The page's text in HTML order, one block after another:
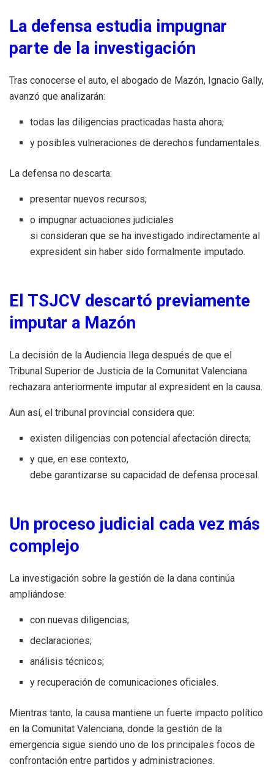
La defensa estudia impugnar
parte de la investigación
Tras conocerse el auto, el abogado de Mazón, Ignacio Gally,
avanzó que analizarán:
todas las diligencias practicadas hasta ahora;
y posibles vulneraciones de derechos fundamentales.
La defensa no descarta:
presentar nuevos recursos;
o impugnar actuaciones judiciales
si consideran que se ha investigado indirectamente al
expresident sin haber sido formalmente imputado.
El TSJCV descartó previamente
imputar a Mazón
La decisión de la Audiencia llega después de que el
Tribunal Superior de Justicia de la Comunitat Valenciana
rechazara anteriormente imputar al expresident en la causa.
Aun así, el tribunal provincial considera que:
existen diligencias con potencial afectación directa;
y que, en ese contexto,
debe garantizarse su capacidad de defensa procesal.
Un proceso judicial cada vez más
complejo
La investigación sobre la gestión de la dana continúa
ampliándose:
con nuevas diligencias;
declaraciones;
análisis técnicos;
y recuperación de comunicaciones oficiales.
Mientras tanto, la causa mantiene un fuerte impacto político
en la Comunitat Valenciana, donde la gestión de la
emergencia sigue siendo uno de los principales focos de
confrontación entre partidos y administraciones.